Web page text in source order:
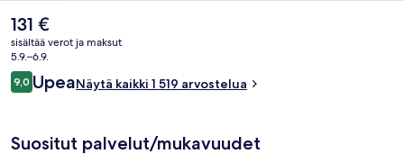
Nykyinen
hinta
on
131 €
131 €
sisältää verot ja maksut
5.9.–6.9.
Arvostelut
9,09,0 kautta 10.
UpeaNäytä kaikki 1 519 arvostelua
Suositut palvelut/mukavuudet